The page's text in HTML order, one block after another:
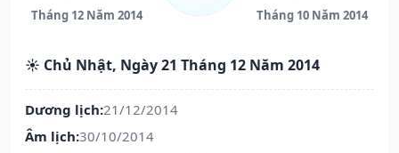
Tháng 12 Năm 2014 Tháng 10 Năm 2014
☀️ Chủ Nhật, Ngày 21 Tháng 12 Năm 2014
Dương lịch:21/12/2014
Âm lịch:30/10/2014